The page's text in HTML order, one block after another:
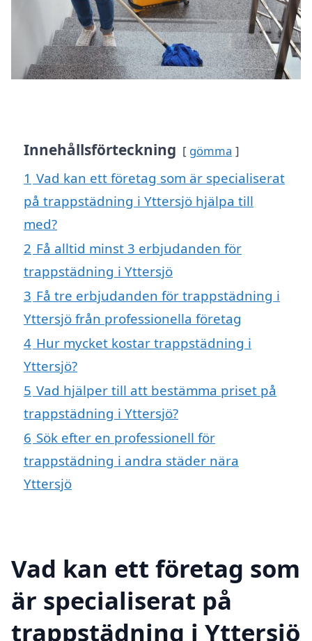
Innehållsförteckning gömma
1 Vad kan ett företag som är specialiserat
på trappstädning i Yttersjö hjälpa till
med?
2 Få alltid minst 3 erbjudanden för
trappstädning i Yttersjö
3 Få tre erbjudanden för trappstädning i
Yttersjö från professionella företag
4 Hur mycket kostar trappstädning i
Yttersjö?
5 Vad hjälper till att bestämma priset på
trappstädning i Yttersjö?
6 Sök efter en professionell för
trappstädning i andra städer nära
Yttersjö
Vad kan ett företag som
är specialiserat på
trappstädning i Yttersjö